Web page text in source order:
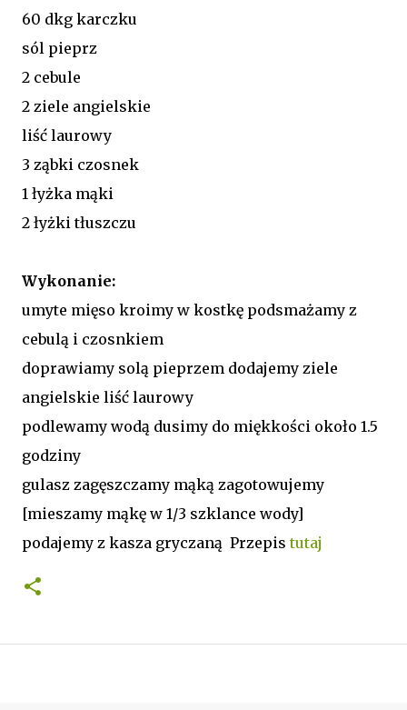
60 dkg karczku
sól pieprz
2 cebule
2 ziele angielskie
liść laurowy
3 ząbki czosnek
1 łyżka mąki
2 łyżki tłuszczu
Wykonanie:
umyte mięso kroimy w kostkę podsmażamy z
cebulą i czosnkiem
doprawiamy solą pieprzem dodajemy ziele
angielskie liść laurowy
podlewamy wodą dusimy do miękkości około 1.5
godziny
gulasz zagęszczamy mąką zagotowujemy
[mieszamy mąkę w 1/3 szklance wody]
podajemy z kasza gryczaną Przepistutaj